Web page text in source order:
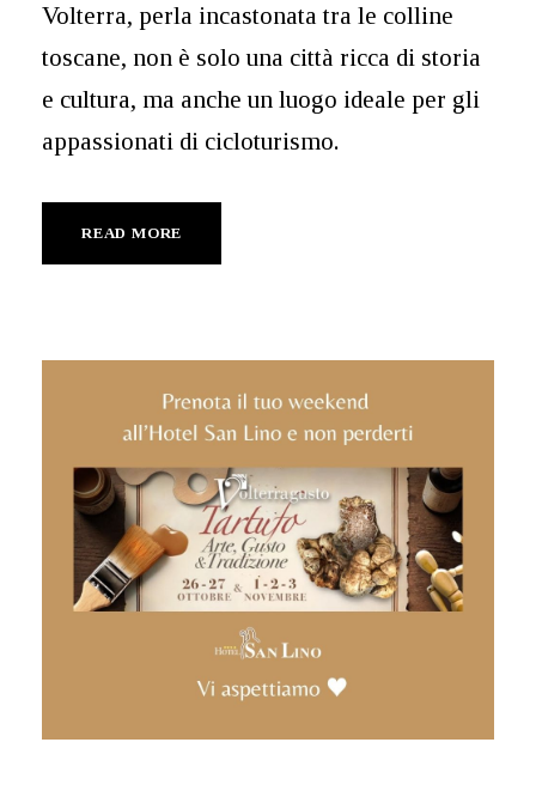
Volterra, perla incastonata tra le colline
toscane, non è solo una città ricca di storia
e cultura, ma anche un luogo ideale per gli
appassionati di cicloturismo.
READ MORE